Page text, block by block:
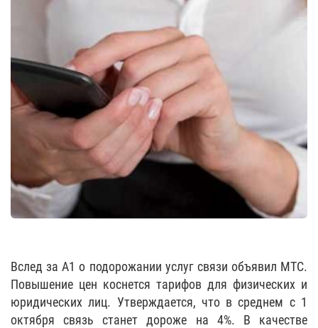
Вслед за А1 о подорожании услуг связи объявил МТС.
Повышение цен коснется тарифов для физических и
юридических лиц. Утверждается, что в среднем с 1
октября связь станет дороже на 4%. В качестве